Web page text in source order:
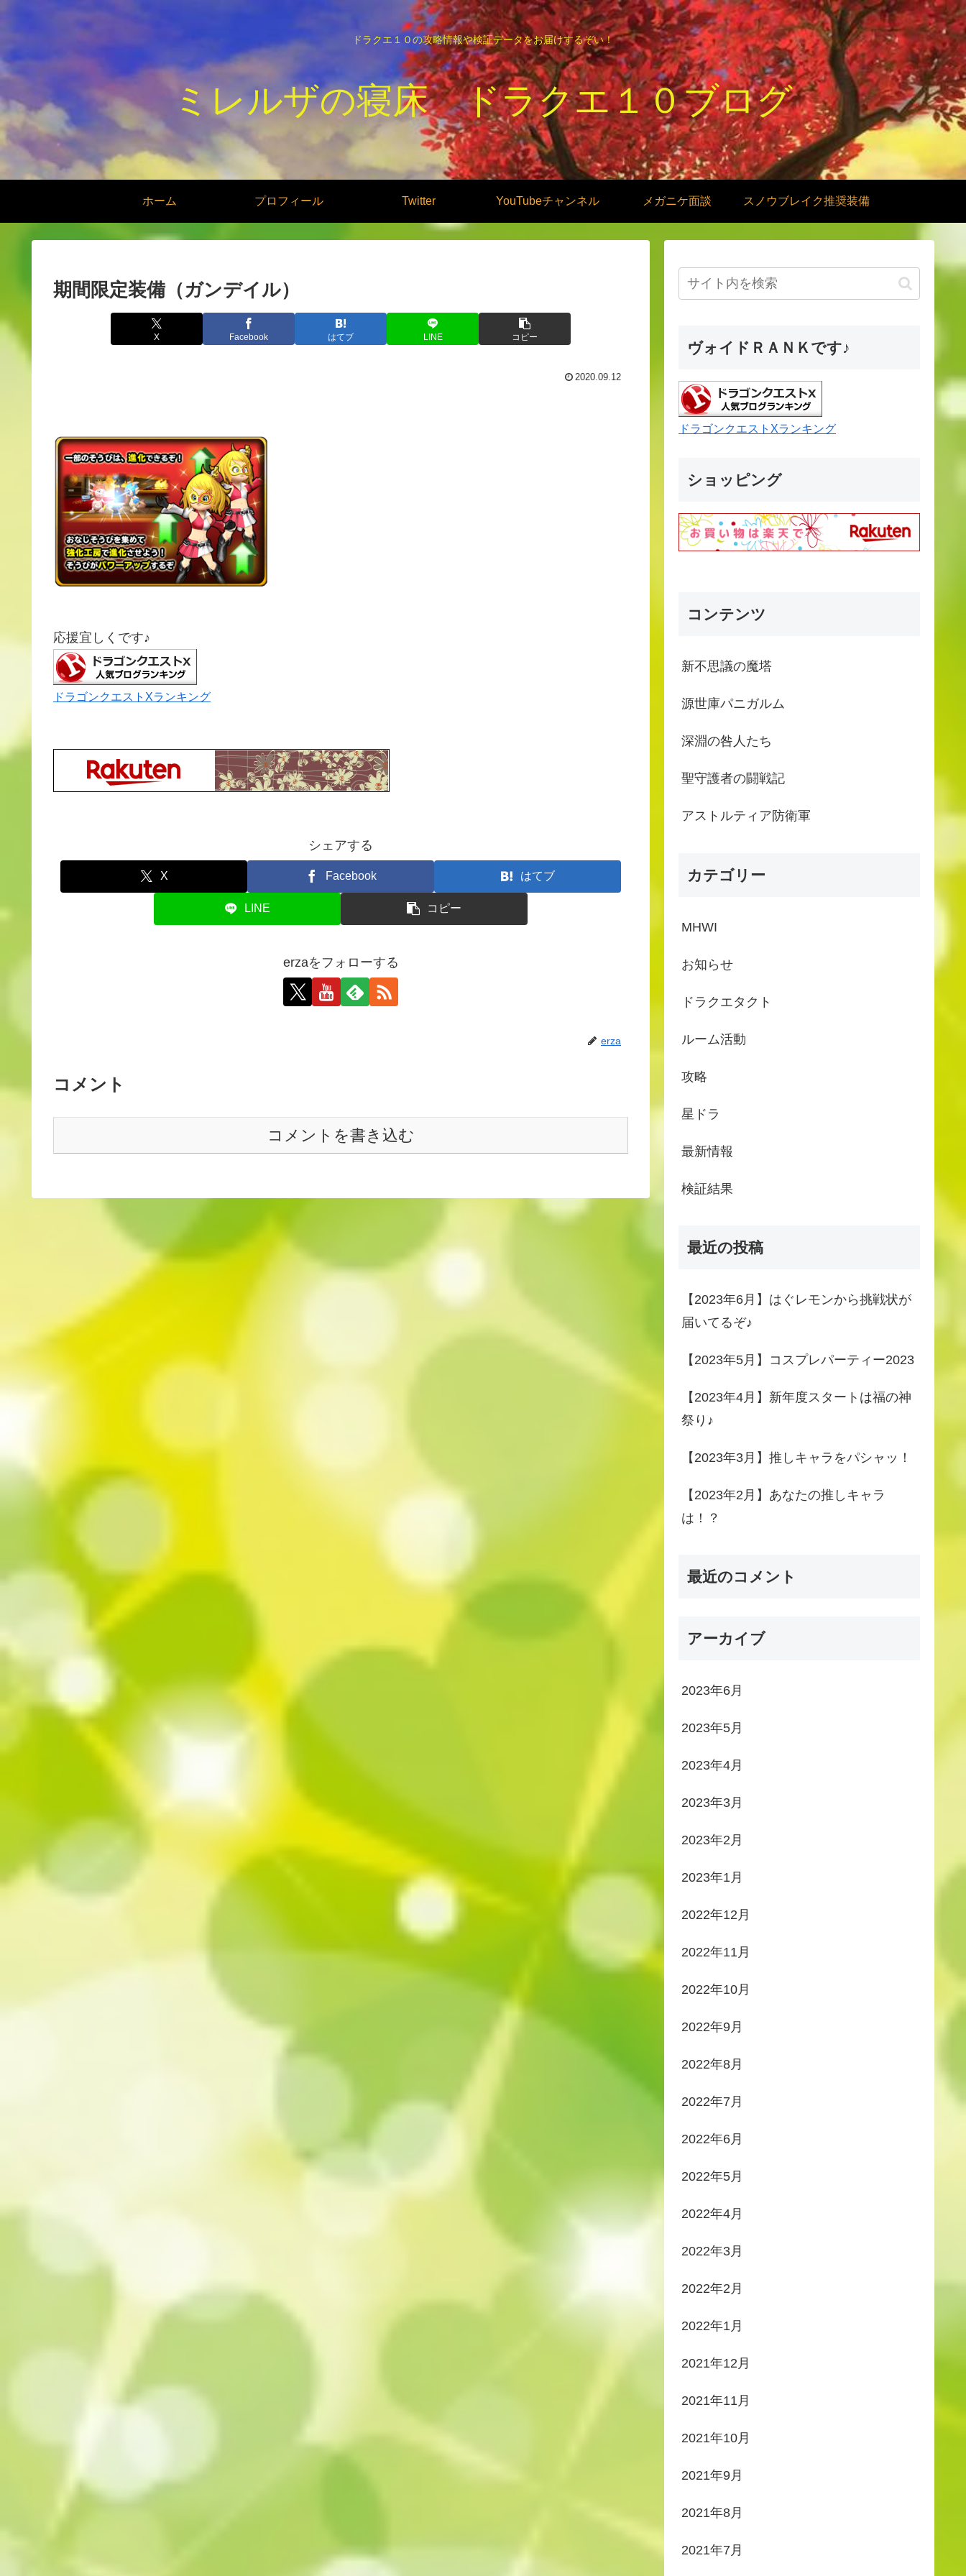
ドラクエ１０の攻略情報や検証データをお届けするぞい！
ミレルザの寝床 ドラクエ１０ブログ
ホーム プロフィール Twitter YouTubeチャンネル メガニケ面談 スノウブレイク推奨装備
期間限定装備（ガンデイル）
X Facebook はてブ LINE コピー
2020.09.12
応援宜しくです♪
ドラゴンクエストXランキング
シェアする
X Facebook はてブ
LINE コピー
erzaをフォローする
erza
コメント
コメントを書き込む
ヴォイドＲＡＮＫです♪
ドラゴンクエストXランキング
ショッピング
コンテンツ
新不思議の魔塔
源世庫パニガルム
深淵の咎人たち
聖守護者の闘戦記
アストルティア防衛軍
カテゴリー
MHWI
お知らせ
ドラクエタクト
ルーム活動
攻略
星ドラ
最新情報
検証結果
最近の投稿
【2023年6月】はぐレモンから挑戦状が
届いてるぞ♪
【2023年5月】コスプレパーティー2023
【2023年4月】新年度スタートは福の神
祭り♪
【2023年3月】推しキャラをパシャッ！
【2023年2月】あなたの推しキャラ
は！？
最近のコメント
アーカイブ
2023年6月
2023年5月
2023年4月
2023年3月
2023年2月
2023年1月
2022年12月
2022年11月
2022年10月
2022年9月
2022年8月
2022年7月
2022年6月
2022年5月
2022年4月
2022年3月
2022年2月
2022年1月
2021年12月
2021年11月
2021年10月
2021年9月
2021年8月
2021年7月